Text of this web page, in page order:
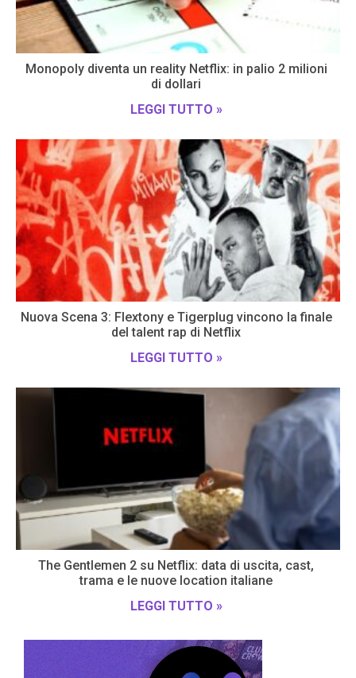
Monopoly diventa un reality Netflix: in palio 2 milioni
di dollari
LEGGI TUTTO »
Nuova Scena 3: Flextony e Tigerplug vincono la finale
del talent rap di Netflix
LEGGI TUTTO »
The Gentlemen 2 su Netflix: data di uscita, cast,
trama e le nuove location italiane
LEGGI TUTTO »